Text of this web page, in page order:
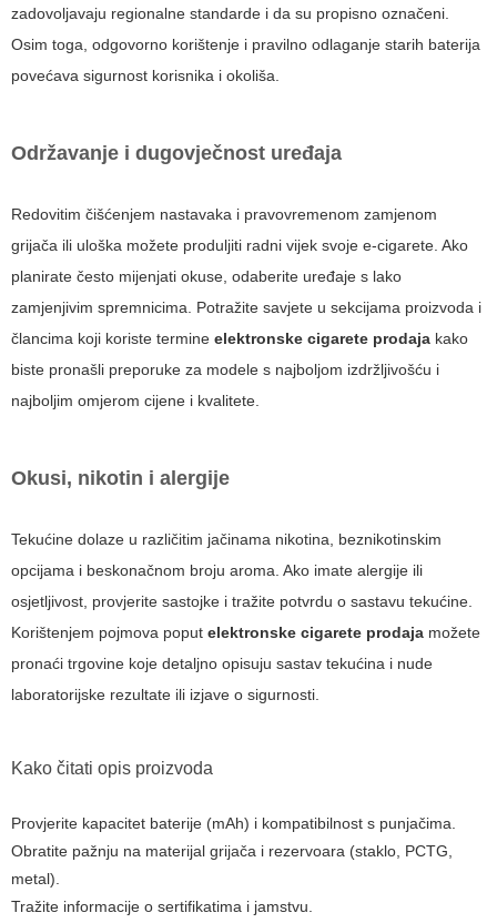
zadovoljavaju regionalne standarde i da su propisno označeni.
Osim toga, odgovorno korištenje i pravilno odlaganje starih baterija
povećava sigurnost korisnika i okoliša.
Održavanje i dugovječnost uređaja
Redovitim čišćenjem nastavaka i pravovremenom zamjenom
grijača ili uloška možete produljiti radni vijek svoje e-cigarete. Ako
planirate često mijenjati okuse, odaberite uređaje s lako
zamjenjivim spremnicima. Potražite savjete u sekcijama proizvoda i
člancima koji koriste termine elektronske cigarete prodaja kako
biste pronašli preporuke za modele s najboljom izdržljivošću i
najboljim omjerom cijene i kvalitete.
Okusi, nikotin i alergije
Tekućine dolaze u različitim jačinama nikotina, beznikotinskim
opcijama i beskonačnom broju aroma. Ako imate alergije ili
osjetljivost, provjerite sastojke i tražite potvrdu o sastavu tekućine.
Korištenjem pojmova poput elektronske cigarete prodaja možete
pronaći trgovine koje detaljno opisuju sastav tekućina i nude
laboratorijske rezultate ili izjave o sigurnosti.
Kako čitati opis proizvoda
Provjerite kapacitet baterije (mAh) i kompatibilnost s punjačima.
Obratite pažnju na materijal grijača i rezervoara (staklo, PCTG,
metal).
Tražite informacije o sertifikatima i jamstvu.